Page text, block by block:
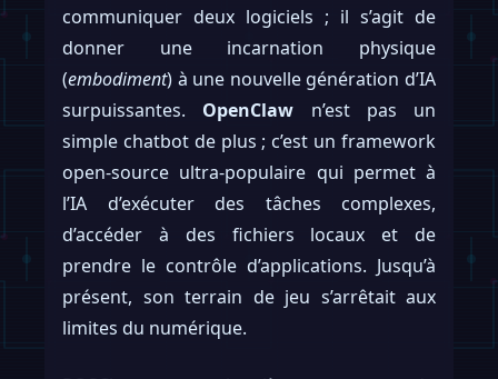
communiquer deux logiciels ; il s’agit de
donner une incarnation physique
(embodiment) à une nouvelle génération d’IA
surpuissantes. OpenClaw n’est pas un
simple chatbot de plus ; c’est un framework
open-source ultra-populaire qui permet à
l’IA d’exécuter des tâches complexes,
d’accéder à des fichiers locaux et de
prendre le contrôle d’applications. Jusqu’à
présent, son terrain de jeu s’arrêtait aux
limites du numérique.